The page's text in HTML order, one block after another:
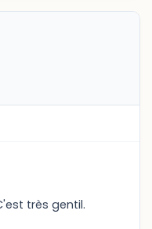
très gentil.